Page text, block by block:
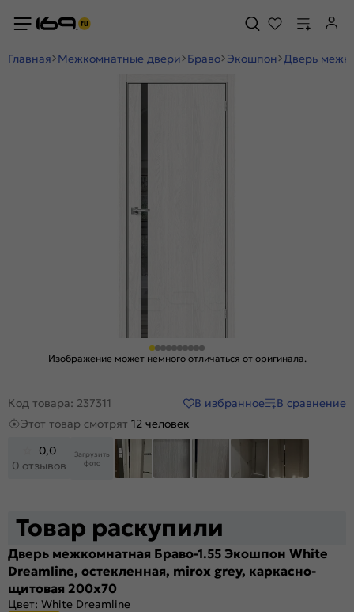
Главная Межкомнатные двери Браво Экошпон Дверь
Изображение может немного отличаться от оригинала.
Код товара: 237311 В избранное
В сравнение
Этот товар смотрят 12 человек
0,0
0 отзывов
Загрузить
фото
Товар раскупили
Дверь межкомнатная Браво-1.55 Экошпон White
Dreamline, остекленная, mirox grey, каркасно-
щитовая 200x70
Цвет: White Dreamline